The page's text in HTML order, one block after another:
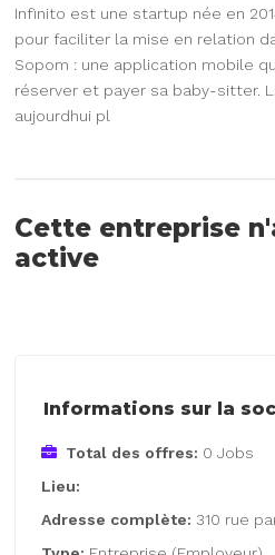
Infinito est une startup née en
pour faciliter la mise en relation
Sopom : une application mobile
réserver et payer sa baby-sitter.
aujourdhui pl
Cette entreprise
active
Informations sur la
Total des offres: 0 Jobs
Lieu:
Adresse complète: 310 rue